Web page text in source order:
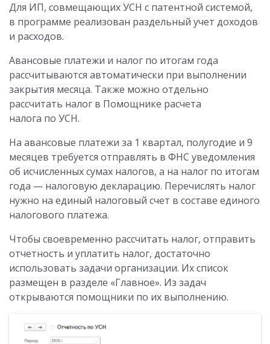
Для ИП, совмещающих УСН с патентной системой,
в программе реализован раздельный учет доходов
и расходов.
Авансовые платежи и налог по итогам года
рассчитываются автоматически при выполнении
закрытия месяца. Также можно отдельно
рассчитать налог в Помощнике расчета
налога по УСН.
На авансовые платежи за 1 квартал, полугодие и 9
месяцев требуется отправлять в ФНС уведомления
об исчисленных сумах налогов, а на налог по итогам
года — налоговую декларацию. Перечислять налог
нужно на единый налоговый счет в составе единого
налогового платежа.
Чтобы своевременно рассчитать налог, отправить
отчетность и уплатить налог, достаточно
использовать задачи организации. Их список
размещен в разделе «Главное». Из задач
открываются помощники по их выполнению.